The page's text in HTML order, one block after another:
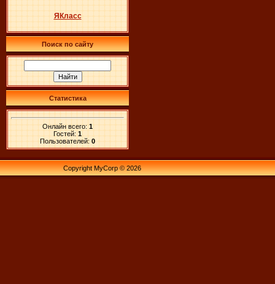
ЯКласс
Поиск по сайту
Статистика
Онлайн всего: 1
Гостей: 1
Пользователей: 0
Copyright MyCorp © 2026